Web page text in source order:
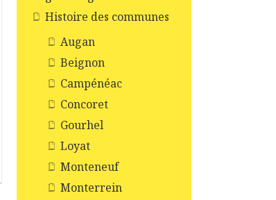
Histoire des communes
Augan
Beignon
Campénéac
Concoret
Gourhel
Loyat
Monteneuf
Monterrein